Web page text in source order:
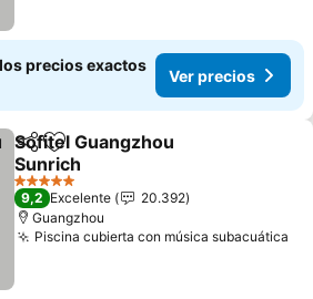
precios exactos
Ver precios
CompartirAgregar a favoritos
Sofitel Guangzhou
Sunrich
5 Estrellas
9,2 Excelente
20.392
Guangzhou
Piscina cubierta con música subacuática